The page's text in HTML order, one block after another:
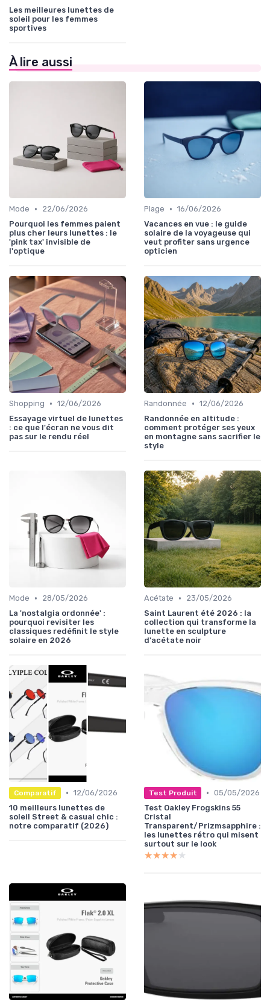
Les meilleures lunettes de
soleil pour les femmes
sportives
À lire aussi
Mode •
22/06/2026
Pourquoi les femmes paient
plus cher leurs lunettes : le
'pink tax' invisible de
l'optique
Plage • 16/06/2026
Vacances en vue : le guide
solaire de la voyageuse qui
veut profiter sans urgence
opticien
Shopping • 12/06/2026
Essayage virtuel de lunettes
: ce que l'écran ne vous dit
pas sur le rendu réel
Randonnée • 12/06/2026
Randonnée en altitude :
comment protéger ses yeux
en montagne sans sacrifier le
style
Mode •
28/05/2026
La 'nostalgia ordonnée' :
pourquoi revisiter les
classiques redéfinit le style
solaire en 2026
Acétate •
23/05/2026
Saint Laurent été 2026 : la
collection qui transforme la
lunette en sculpture
d'acétate noir
Comparatif • 12/06/2026
10 meilleurs lunettes de
soleil Street & casual chic :
notre comparatif (2026)
Test Produit • 05/05/2026
Test Oakley Frogskins 55
Cristal
Transparent/Prizmsapphire :
les lunettes rétro qui misent
surtout sur le look
★★★★★
★★★★★